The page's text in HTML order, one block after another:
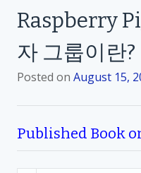
Raspberry
자 그룹이란?
Posted on August 15,
Published Book